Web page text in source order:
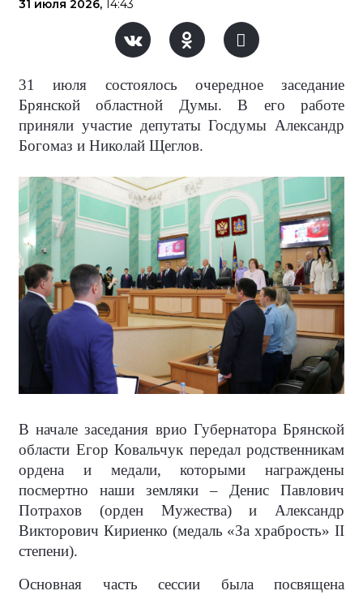
31 июля 2026, 14:43
31 июля состоялось очередное заседание
Брянской областной Думы. В его работе
приняли участие депутаты Госдумы Александр
Богомаз и Николай Щеглов.
В начале заседания врио Губернатора Брянской
области Егор Ковальчук передал родственникам
ордена и медали, которыми награждены
посмертно наши земляки – Денис Павлович
Потрахов (орден Мужества) и Александр
Викторович Кириенко (медаль «За храбрость» II
степени).
Основная часть сессии была посвящена